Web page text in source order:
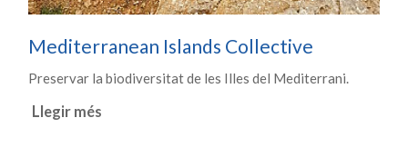
Mediterranean Islands Collective
Preservar la biodiversitat de les Illes del Mediterrani.
Llegir més